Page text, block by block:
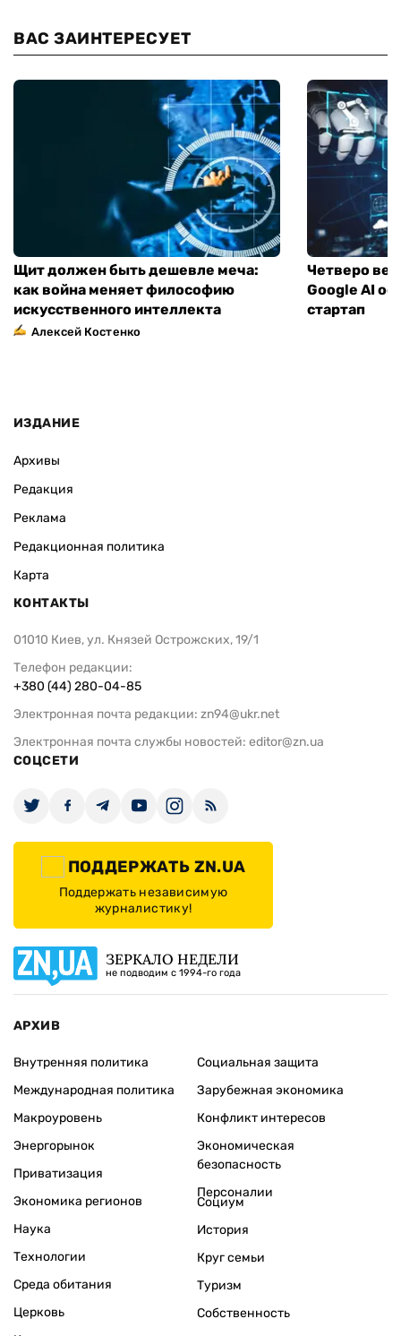
ВАС ЗАИНТЕРЕСУЕТ
Щит должен быть дешевле меча:
как война меняет философию
искусственного интеллекта
Алексей Костенко
Четверо
Google AI
стартап
ИЗДАНИЕ
Архивы
Редакция
Реклама
Редакционная политика
Карта
КОНТАКТЫ
01010 Киев, ул. Князей Острожских, 19/1
Телефон редакции:
+380 (44) 280-04-85
Электронная почта редакции: zn94@ukr.net
Электронная почта службы новостей: editor@zn.ua
СОЦСЕТИ
ПОДДЕРЖАТЬ ZN.UA
Поддержать независимую
журналистику!
ЗЕРКАЛО НЕДЕЛИ
не подводим с 1994-го года
АРХИВ
Внутренняя политика
Международная политика
Макроуровень
Энергорынок
Приватизация
Экономика регионов
Социальная защита
Зарубежная экономика
Конфликт интересов
Экономическая
безопасность
Персоналии
Наука
Технологии
Среда обитания
Церковь
Социум
История
Круг семьи
Туризм
Собственность